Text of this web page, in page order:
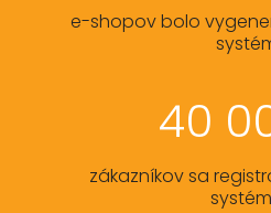
e-shopov bolo
40
zákazníkov sa